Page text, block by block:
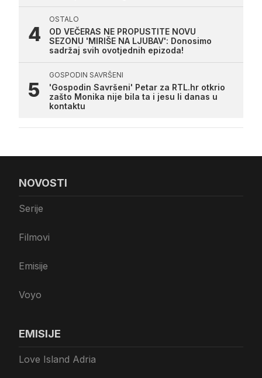
OSTALO
OD VEČERAS NE PROPUSTITE NOVU
SEZONU 'MIRIŠE NA LJUBAV': Donosimo
sadržaj svih ovotjednih epizoda!
GOSPODIN SAVRŠENI
'Gospodin Savršeni' Petar za RTL.hr otkrio
zašto Monika nije bila ta i jesu li danas u
kontaktu
NOVOSTI
Serije
Filmovi
Emisije
Voyo
EMISIJE
Love Island Adria